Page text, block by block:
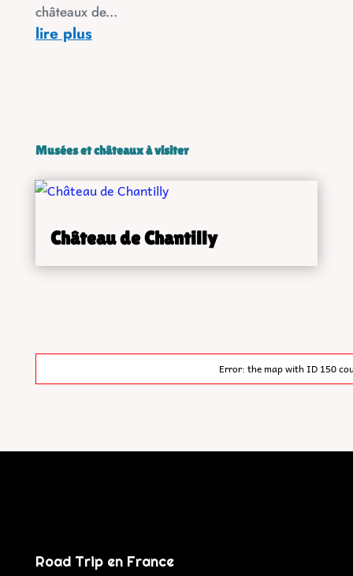
châteaux de...
lire plus
Musées et châteaux à visiter
Château de Chantilly
Error: the map with ID 150
Road Trip en France